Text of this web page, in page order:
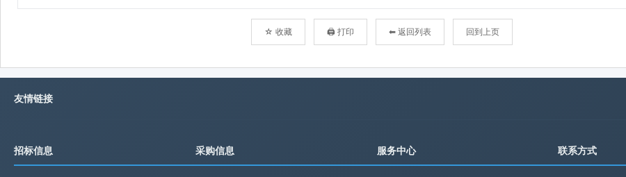
☆ 收藏 🖨 打印 ⬅ 返回列表 回到上页
友情链接
招标信息 采购信息 服务中心 联系方式